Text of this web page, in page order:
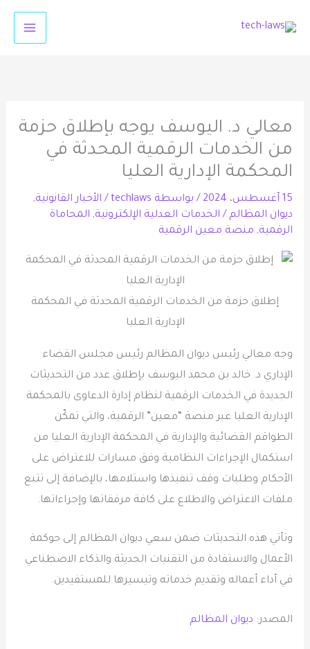
معالي د. اليوسف يوجه بإطلاق حزمة
من الخدمات الرقمية المحدثة في
المحكمة الإدارية العليا
15 أغسطس، 2024 / بواسطة techlaws
/ الأخبار القانونية,
ديوان المظالم / الخدمات العدلية الإلكترونية, المحاماة
الرقمية, منصة معين الرقمية
إطلاق حزمة من الخدمات الرقمية المحدثة في المحكمة
الإدارية العليا
وجه معالي رئيس ديوان المظالم رئيس مجلس القضاء
الإداري د. خالد بن محمد اليوسف بإطلاق عدد من التحديثات
الجديدة في الخدمات الرقمية لنظام إدارة الدعاوى بالمحكمة
الإدارية العليا عبر منصة “معين” الرقمية، والتي تمكّن
الطواقم القضائية والإدارية في المحكمة الإدارية العليا من
استكمال الإجراءات النظامية وفق مسارات للاعتراض على
الأحكام وطلبات وقف تنفيذها واستلامها، بالإضافة إلى تتبع
ملفات الاعتراض والاطلاع على كافة مرفقاتها وإجراءاتها.
وتأتي هذه التحديثات ضمن سعي ديوان المظالم إلى حوكمة
الأعمال والاستفادة من التقنيات الحديثة والذكاء الاصطناعي
في أداء أعماله وتقديم خدماته وتيسيرها للمستفيدين.
المصدر: ديوان المظالم